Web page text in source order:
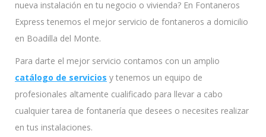
nueva instalación en tu negocio o vivienda? En Fontaneros
Express tenemos el mejor servicio de fontaneros a domicilio
en Boadilla del Monte.
Para darte el mejor servicio contamos con un amplio
catálogo de servicios y tenemos un equipo de
profesionales altamente cualificado para llevar a cabo
cualquier tarea de fontanería que desees o necesites realizar
en tus instalaciones.